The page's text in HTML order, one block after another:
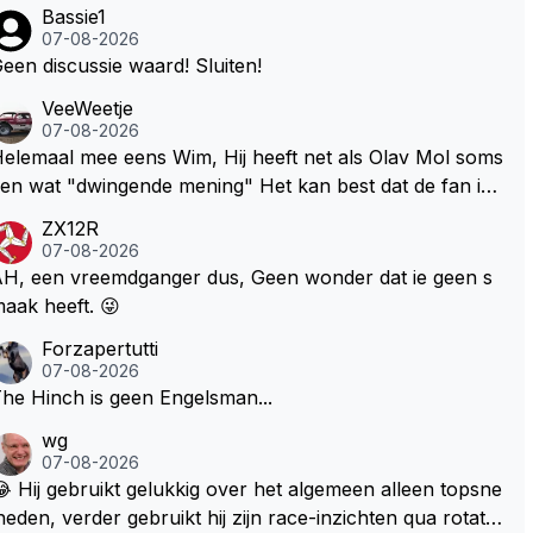
Bassie1
07-08-2026
discussie waard! Sluiten!
VeeWeetje
07-08-2026
mee eens Wim, Hij heeft net als Olav Mol soms
wat "dwingende mening" Het kan best dat de fan in
te roepen. Maar in een tijd zonder races zijn dit leuke
ZX12R
07-08-2026
een vreemdganger dus, Geen wonder dat ie geen s
heeft. 😜
Forzapertutti
07-08-2026
Hinch is geen Engelsman...
wg
07-08-2026
Hij gebruikt gelukkig over het algemeen alleen topsne
verder gebruikt hij zijn race-inzichten qua rotati